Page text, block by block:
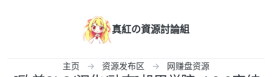
真紅の資源討論組
主页 资源发布区 网赚盘资源